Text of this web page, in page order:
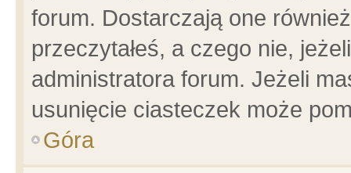
forum. Dostarczają one
przeczytałeś, a czego nie,
administratora forum. Jeżeli
usunięcie ciasteczek może
Góra